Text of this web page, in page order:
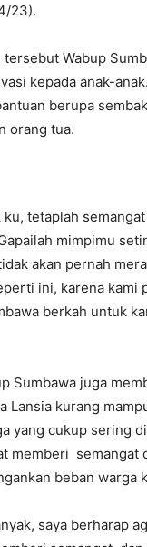
23).
tersebut Wabup
kepada anak-
berupa
orang tua.
ku, tetaplah
mimpimu
akan pernah
ini, karena kami
berkah untuk
Sumbawa juga
Lansia kurang
yang cukup sering
memberi semangat
beban warga
saya berharap